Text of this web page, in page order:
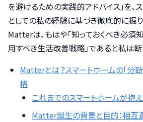
を避けるための実践的アドバイス」を、
としての私の経験に基づき徹底的に掘
Matterは、もはや「知っておくべき必須知
用すべき生活改善戦略」であると私は断
Matterとは？スマートホームの「分
格
これまでのスマートホームが抱
Matter誕生の背景と目的：相互